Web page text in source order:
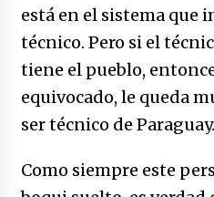
está en el sistema que
técnico. Pero si el
tiene el pueblo,
equivocado, le queda
ser técnico de Paraguay.
Como siempre este